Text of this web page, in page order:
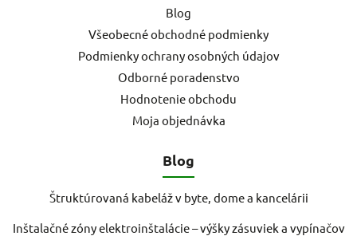
Blog
Všeobecné obchodné podmienky
Podmienky ochrany osobných údajov
Odborné poradenstvo
Hodnotenie obchodu
Moja objednávka
Blog
Štruktúrovaná kabeláž v byte, dome a kancelárii
Inštalačné zóny elektroinštalácie – výšky zásuviek a vypínačov